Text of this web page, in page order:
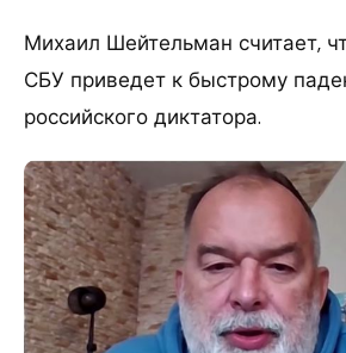
Михаил Шейтельман считает,
СБУ приведет к быстрому
российского диктатора.